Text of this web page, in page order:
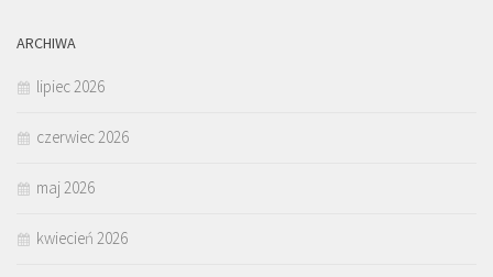
ARCHIWA
lipiec 2026
czerwiec 2026
maj 2026
kwiecień 2026